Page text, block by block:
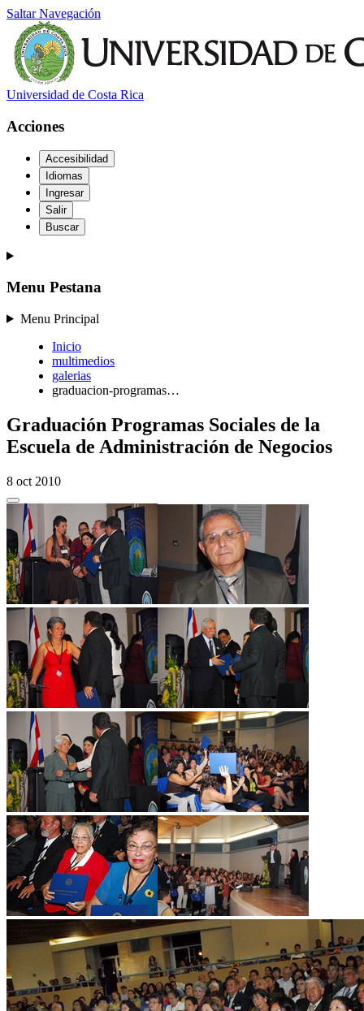
Saltar Navegación
Universidad de Costa Rica
Acciones
Accesibilidad
Idiomas
Ingresar
Salir
Buscar
Menu Pestana
Menu Principal
Inicio
multimedios
galerias
graduacion-programas…
Graduación Programas Sociales de la
Escuela de Administración de Negocios
8 oct 2010